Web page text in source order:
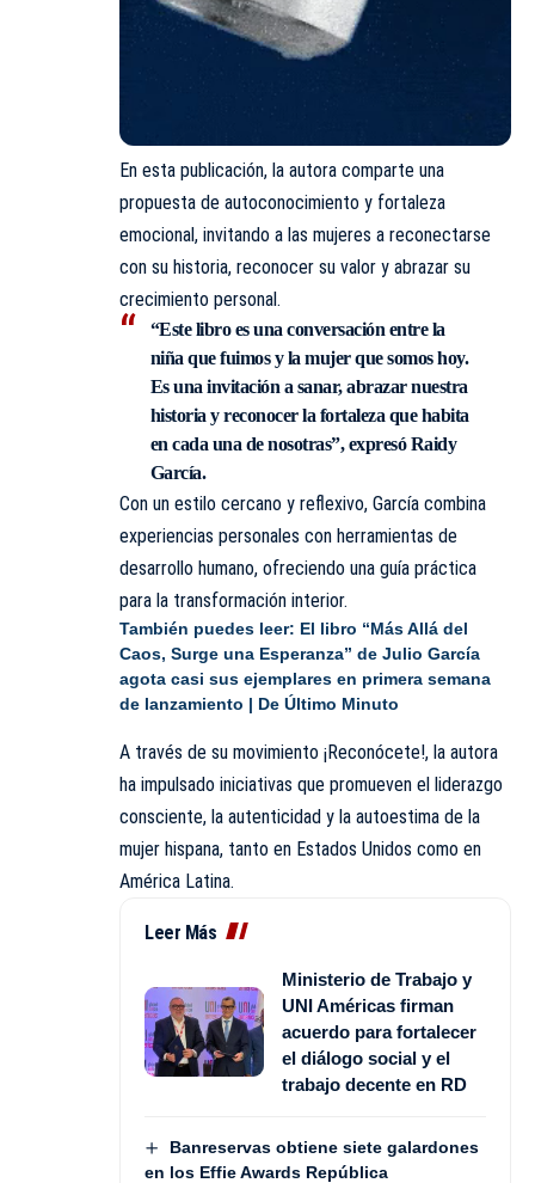
En esta publicación, la autora comparte una
propuesta de autoconocimiento y fortaleza
emocional, invitando a las mujeres a reconectarse
con su historia, reconocer su valor y abrazar su
crecimiento personal.
“Este libro es una conversación entre la
niña que fuimos y la mujer que somos hoy.
Es una invitación a sanar, abrazar nuestra
historia y reconocer la fortaleza que habita
en cada una de nosotras”, expresó Raidy
García.
Con un estilo cercano y reflexivo, García combina
experiencias personales con herramientas de
desarrollo humano, ofreciendo una guía práctica
para la transformación interior.
También puedes leer: El libro “Más Allá del
Caos, Surge una Esperanza” de Julio García
agota casi sus ejemplares en primera semana
de lanzamiento | De Último Minuto
A través de su movimiento ¡Reconócete!, la autora
ha impulsado iniciativas que promueven el liderazgo
consciente, la autenticidad y la autoestima de la
mujer hispana, tanto en Estados Unidos como en
América Latina.
Leer Más
Ministerio de Trabajo y
UNI Américas firman
acuerdo para fortalecer
el diálogo social y el
trabajo decente en RD
Banreservas obtiene siete galardones
en los Effie Awards República